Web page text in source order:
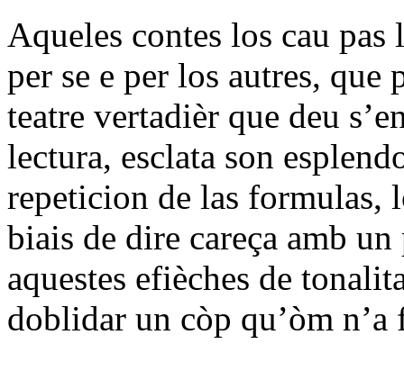
Aqueles contes los cau
per se e per los autres, que
teatre vertadièr que deu
lectura, esclata son
repeticion de las formulas,
biais de dire careça amb
aquestes efièches de
doblidar un còp qu’òm n’a